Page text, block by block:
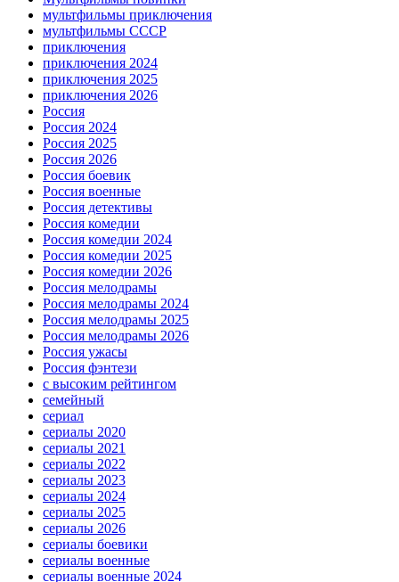
мультфильмы приключения
мультфильмы СССР
приключения
приключения 2024
приключения 2025
приключения 2026
Россия
Россия 2024
Россия 2025
Россия 2026
Россия боевик
Россия военные
Россия детективы
Россия комедии
Россия комедии 2024
Россия комедии 2025
Россия комедии 2026
Россия мелодрамы
Россия мелодрамы 2024
Россия мелодрамы 2025
Россия мелодрамы 2026
Россия ужасы
Россия фэнтези
с высоким рейтингом
семейный
сериал
сериалы 2020
сериалы 2021
сериалы 2022
сериалы 2023
сериалы 2024
сериалы 2025
сериалы 2026
сериалы боевики
сериалы военные
сериалы военные 2024